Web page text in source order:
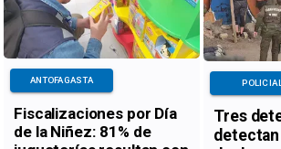
Fiscalizaciones por Día
de la Niñez: 81% de
ANTOFAGASTA
Tres